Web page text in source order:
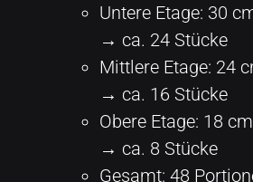
Untere Etage: 30
→ ca. 24 Stücke
Mittlere Etage: 24
→ ca. 16 Stücke
Obere Etage: 18
→ ca. 8 Stücke
Gesamt: 48